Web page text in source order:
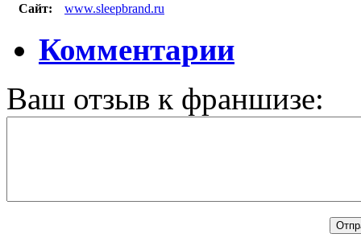
Сайт: www.sleepbrand.ru
Комментарии
Ваш отзыв к франшизе: